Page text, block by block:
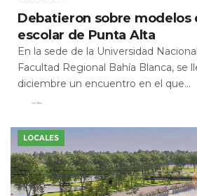
Debatieron sobre modelos
escolar de Punta Alta
En la sede de la Universidad
Facultad Regional Bahía Blanca, se
diciembre un encuentro en el que...
Leer Más
LOCALES